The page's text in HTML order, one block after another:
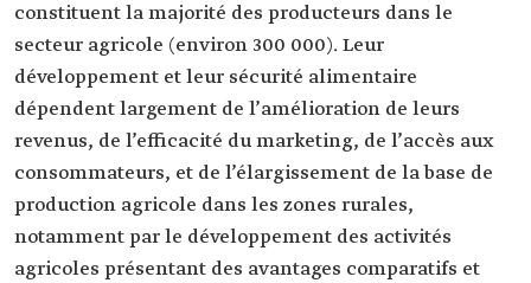
constituent la majorité des producteurs dans le
secteur agricole (environ 300 000). Leur
développement et leur sécurité alimentaire
dépendent largement de l’amélioration de leurs
revenus, de l’efficacité du marketing, de l’accès aux
consommateurs, et de l’élargissement de la base de
production agricole dans les zones rurales,
notamment par le développement des activités
agricoles présentant des avantages comparatifs et